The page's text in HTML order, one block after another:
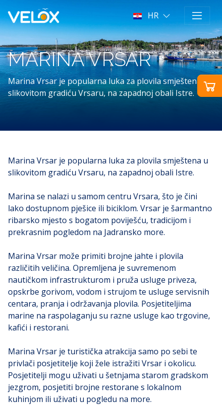
HR
MARINA VRSAR
Marina Vrsar je popularna luka za plovila smještena u
slikovitom gradiću Vrsaru, na zapadnoj obali Istre.
Marina Vrsar je popularna luka za plovila smještena u
slikovitom gradiću Vrsaru, na zapadnoj obali Istre.
Marina se nalazi u samom centru Vrsara, što je čini
lako dostupnom pješice ili biciklom. Vrsar je šarmantno
ribarsko mjesto s bogatom poviješću, tradicijom i
prekrasnim pogledom na Jadransko more.
Marina Vrsar može primiti brojne jahte i plovila
različitih veličina. Opremljena je suvremenom
nautičkom infrastrukturom i pruža usluge priveza,
opskrbe gorivom, vodom i strujom te usluge servisnih
centara, pranja i održavanja plovila. Posjetiteljima
marine na raspolaganju su razne usluge kao trgovine,
kafići i restorani.
Marina Vrsar je turistička atrakcija samo po sebi te
privlači posjetitelje koji žele istražiti Vrsar i okolicu.
Posjetitelji mogu uživati u šetnjama starom gradskom
jezgrom, posjetiti brojne restorane s lokalnom
kuhinjom ili uživati u pogledu na more.